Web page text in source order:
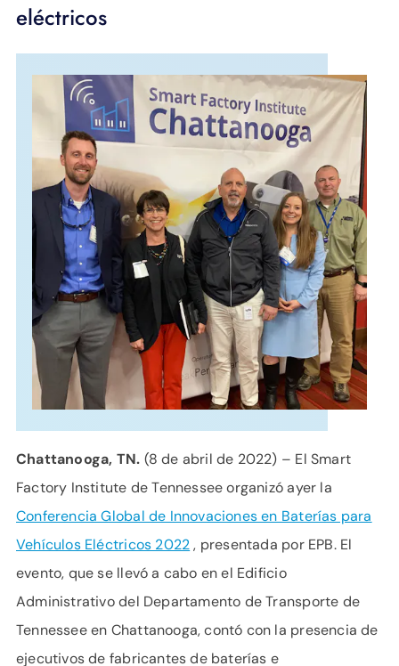
eléctricos
Chattanooga, TN. (8 de abril de 2022) – El Smart
Factory Institute de Tennessee organizó ayer la
Conferencia Global de Innovaciones en Baterías para
Vehículos Eléctricos 2022, presentada por EPB. El
evento, que se llevó a cabo en el Edificio
Administrativo del Departamento de Transporte de
Tennessee en Chattanooga, contó con la presencia de
ejecutivos de fabricantes de baterías e